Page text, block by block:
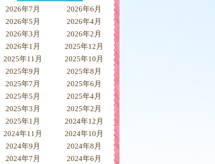
2026年7月
2026年6月
2026年5月
2026年4月
2026年3月
2026年2月
2026年1月
2025年12月
2025年11月
2025年10月
2025年9月
2025年8月
2025年7月
2025年6月
2025年5月
2025年4月
2025年3月
2025年2月
2025年1月
2024年12月
2024年11月
2024年10月
2024年9月
2024年8月
2024年7月
2024年6月